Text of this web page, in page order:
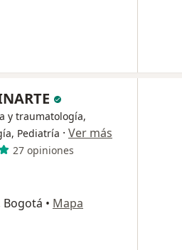
y traumatología,
Pediatría · Ver más
27 opiniones
Bogotá • Mapa